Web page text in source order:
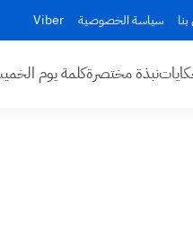
سياسة الخصوصية Viber
نبذة مختصرةكلمة يوم